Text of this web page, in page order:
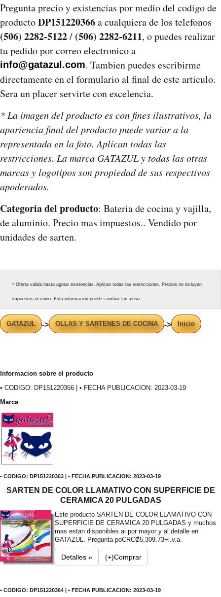
Pregunta precio y existencias por medio del codigo de
productoDP151220366a cualquiera de los telefonos
(506) 2282-5122/ (506) 2282-6211, o puedes realizar
tu pedido por correo electronico a
info@gatazul.com. Tambien puedes escribirme
directamente en el formulario al final de este articulo.
Sera un placer servirte con excelencia.
* La imagen del producto es con fines ilustrativos, la
apariencia final del producto puede variar a la
representada en la foto. Aplican todas las
restricciones. La marca GATAZUL y todas las otras
marcas y logotipos son propiedad de sus respectivos
apoderados.
Categoria del producto: Bateria de cocina y vajilla,
de aluminio. Precio mas impuestos.. Vendido por
unidades de sarten.
* Oferta valida hasta agotar existencias. Aplican todas las restricciones. Precios no incluyen
impuestos ni envio. Esta informacion puede cambiar sin aviso.
GATAZUL -> OLLAS Y SARTENES DE COCINA -> Inicio
Informacion sobre el producto
• CODIGO: DP151220366 | • FECHA PUBLICACION: 2023-03-19
Marca
• CODIGO: DP151220363 | • FECHA PUBLICACION: 2023-03-19
SARTEN DE COLOR LLAMATIVO CON SUPERFICIE DE
CERAMICA 20 PULGADAS
Este producto SARTEN DE COLOR LLAMATIVO CON
SUPERFICIE DE CERAMICA 20 PULGADAS y muchos
mas estan disponibles al por mayor y al detalle en
GATAZUL. Pregunta poCRC₡5,309.73+i.v.a.
Detalles » (+)Comprar
• CODIGO: DP151220364 | • FECHA PUBLICACION: 2023-03-19